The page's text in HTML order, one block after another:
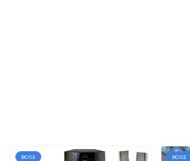
BOSE BOSE